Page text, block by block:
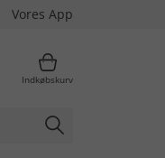
Vores App
Indkøbskurv